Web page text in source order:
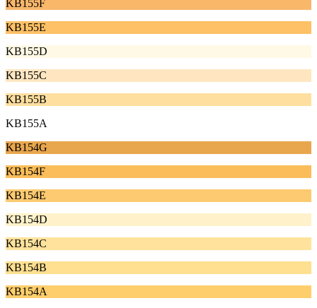
KB155F
KB155E
KB155D
KB155C
KB155B
KB155A
KB154G
KB154F
KB154E
KB154D
KB154C
KB154B
KB154A